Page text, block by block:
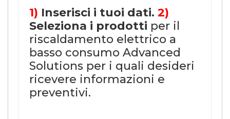
1) Inserisci i tuoi dati. 2)
Seleziona i prodotti per il
riscaldamento elettrico a
basso consumo Advanced
Solutions per i quali desideri
ricevere informazioni e
preventivi.